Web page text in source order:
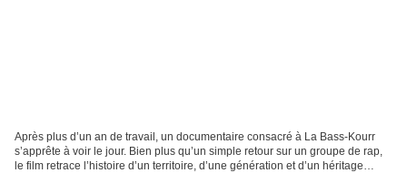
Après plus d’un an de travail, un documentaire consacré à La Bass-Kourr
s’apprête à voir le jour. Bien plus qu’un simple retour sur un groupe de rap,
le film retrace l’histoire d’un territoire, d’une génération et d’un héritage